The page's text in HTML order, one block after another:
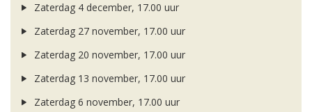
Zaterdag 4 december, 17.00 uur
Zaterdag 27 november, 17.00 uur
Zaterdag 20 november, 17.00 uur
Zaterdag 13 november, 17.00 uur
Zaterdag 6 november, 17.00 uur